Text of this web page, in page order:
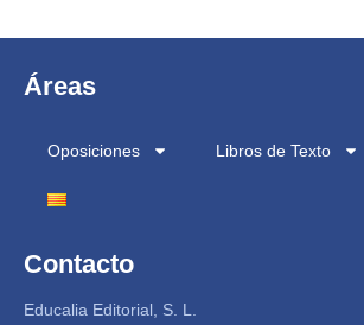
Áreas
Oposiciones Libros de Texto
Contacto
Educalia Editorial, S. L.